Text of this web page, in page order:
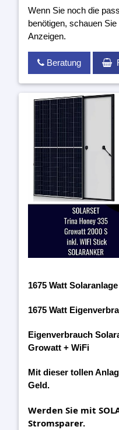
Wenn Sie noch die
benötigen, schauen
Anzeigen.
Beratung
1675 Watt
1675 Watt
Eigenverbrauch
Growatt + WiFi
Mit dieser tollen
Geld.
Werden Sie mit
Stromsparer.